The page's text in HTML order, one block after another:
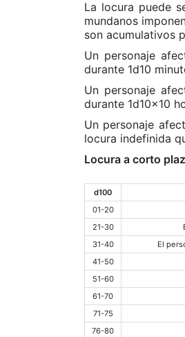
La locura puede
mundanos
son acumulativos
Un personaje
durante 1d10
Un personaje
durante 1d10×10
Un personaje
locura indefinida
Locura a corto
d100
01-20
21-30
31-40
El
41-50
51-60
61-70
71-75
76-80